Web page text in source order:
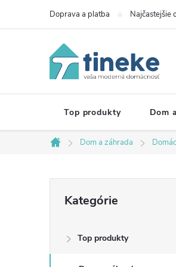
Doprava a platba Najčastejšie
Top produkty Dom
Domov
Dom a záhrada
č
kategórie
Kategórie
Top produkty